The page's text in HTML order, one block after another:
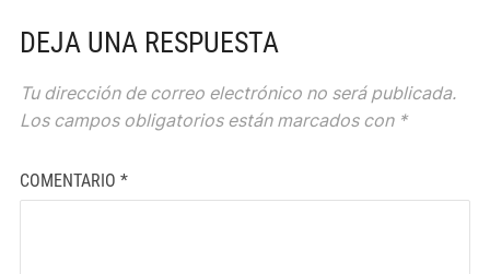
DEJA UNA RESPUESTA
Tu dirección de correo electrónico no será publicada.
Los campos obligatorios están marcados con *
COMENTARIO *